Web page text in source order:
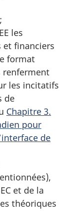
les
et financiers
format
renferment
les incitatifs
de
Chapitre 3.
pour
de
et de la
théoriques